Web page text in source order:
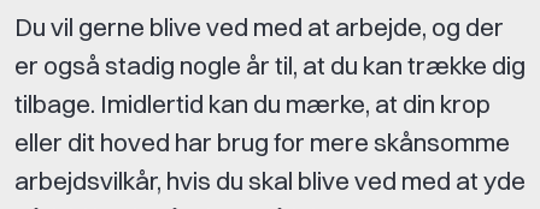
Du vil gerne blive ved med at arbejde, og der
er også stadig nogle år til, at du kan trække dig
tilbage. Imidlertid kan du mærke, at din krop
eller dit hoved har brug for mere skånsomme
arbejdsvilkår, hvis du skal blive ved med at yde